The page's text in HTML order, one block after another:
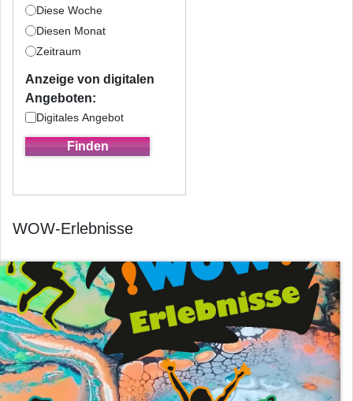
Diese Woche
Diesen Monat
Zeitraum
Anzeige von digitalen
Angeboten:
Digitales Angebot
WOW-Erlebnisse